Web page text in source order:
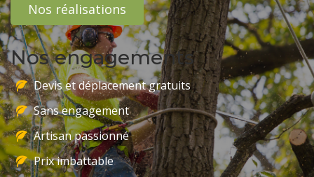
Nos réalisations
Nos engagements
Devis et déplacement gratuits
Sans engagement
Artisan passionné
Prix imbattable